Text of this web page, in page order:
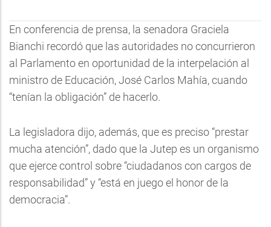
En conferencia de prensa, la senadora Graciela
Bianchi recordó que las autoridades no concurrieron
al Parlamento en oportunidad de la interpelación al
ministro de Educación, José Carlos Mahía, cuando
“tenían la obligación” de hacerlo.
La legisladora dijo, además, que es preciso “prestar
mucha atención”, dado que la Jutep es un organismo
que ejerce control sobre “ciudadanos con cargos de
responsabilidad” y “está en juego el honor de la
democracia”.